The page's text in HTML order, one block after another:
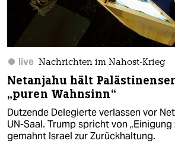
live Nachrichten im Nahost-Krieg
Netanjahu hält
„puren Wahnsinn“
Dutzende Delegierte verlassen vor
UN-Saal. Trump spricht von „Einigung
gemahnt Israel zur Zurückhaltung.